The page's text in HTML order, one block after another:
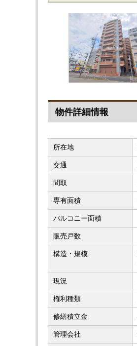
物件詳細情報
所在地
交通
間取
専有面積
バルコニー面積
販売戸数
構造・規模
現況
権利種類
修繕積立金
管理会社